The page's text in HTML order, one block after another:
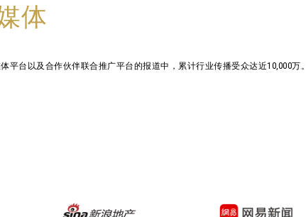
体
平台以及合作伙伴联合推广平台的报道中，累计行业传播受众达近10,000万。